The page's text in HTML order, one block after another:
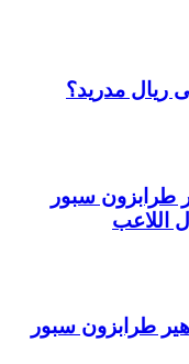
مدريد؟
سبور
سبور